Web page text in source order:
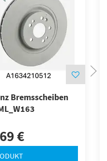
Bremsscheiben
€